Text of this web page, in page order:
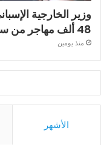
وزير الخارجية
48 ألف مهاجر من سبتة المحتلة
منذ يومين
الأشهر